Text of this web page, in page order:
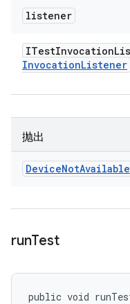
listener
ITestInvocation
InvocationListener
抛出
DeviceNotAvailable
runTest
public void